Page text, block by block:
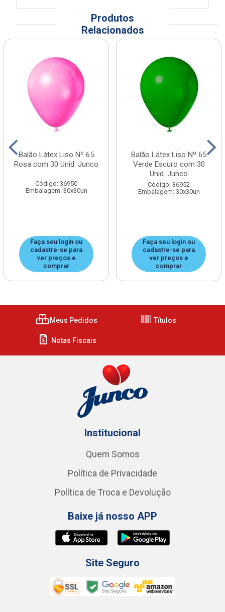
Produtos
Relacionados
Balão Látex Liso Nº 65
Rosa com 30 Unid. Junco
Código: 36950
Embalagem: 30x30un
Faça seu login ou
cadastre-se para
ver preços e
comprar
Balão Látex Liso Nº 65
Verde Escuro com 30
Unid. Junco
Código: 36952
Embalagem: 30x30un
Faça seu login ou
cadastre-se para
ver preços e
comprar
Meus Pedidos Títulos
Notas Fiscais
Institucional
Quem Somos
Política de Privacidade
Política de Troca e Devolução
Baixe já nosso APP
Site Seguro